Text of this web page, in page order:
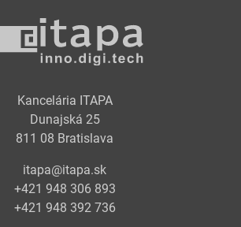
Kancelária ITAPA
Dunajská 25
811 08 Bratislava
itapa@itapa.sk
+421 948 306 893
+421 948 392 736